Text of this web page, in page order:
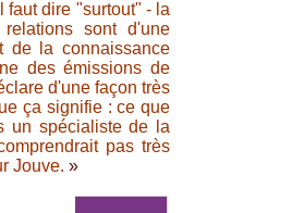
faut dire "surtout" - la
sont d'une
de la connaissance
des émissions de
d'une façon très
ça signifie : ce que
un spécialiste de la
pas très
Jouve. »